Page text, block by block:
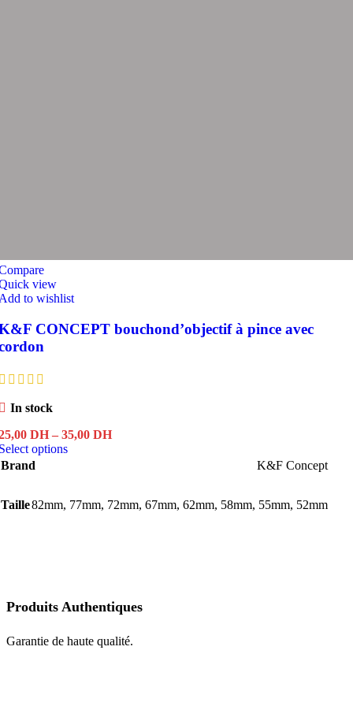
view
to wishlist
CONCEPT bouchond’objectif à pince avec
In stock
DH – 35,00 DHPrice
optionsThis
variants.
the
Brand K&F Concept
Taille82mm, 77mm, 72mm, 67mm, 62mm, 58mm, 55mm, 52mm
Produits Authentiques
Garantie de haute qualité.